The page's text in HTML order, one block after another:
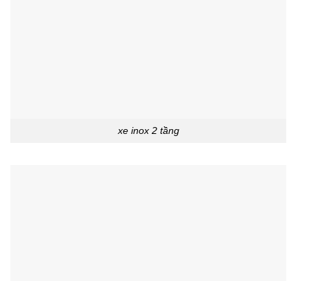
xe inox 2 tầng